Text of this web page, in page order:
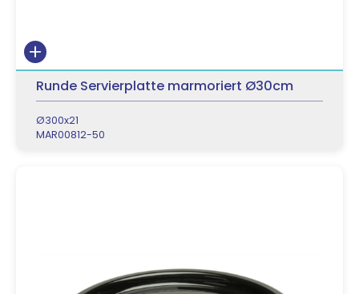
Runde Servierplatte marmoriert Ø30cm
Ø300x21
MAR00812-50